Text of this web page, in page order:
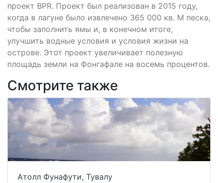
проект BPR. Проект был реализован в 2015 году,
когда в лагуне было извлечено 365 000 кв. М песка,
чтобы заполнить ямы и, в конечном итоге,
улучшить водные условия и условия жизни на
острове. Этот проект увеличивает полезную
площадь земли на Фонгафале на восемь процентов.
Смотрите также
Атолл Фунафути, Тувалу